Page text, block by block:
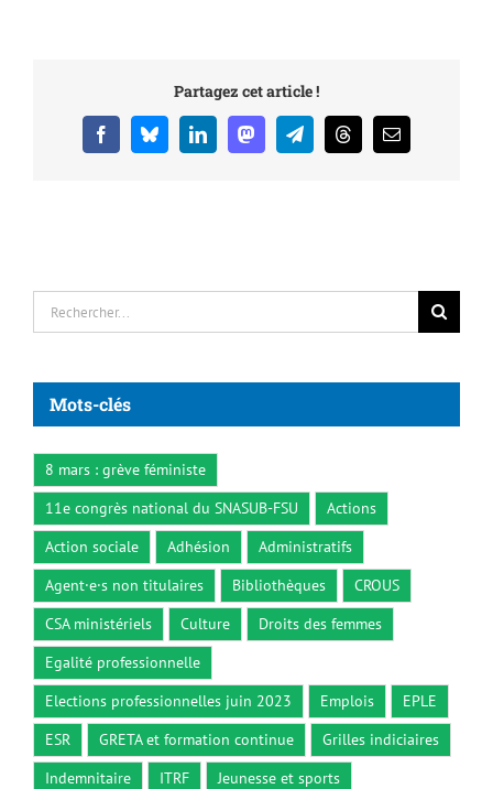
Partagez cet article !
FacebookBlueskyLinkedInMastodonTelegramThreadsEmail
Rechercher:
Mots-clés
8 mars : grève féministe
11e congrès national du SNASUB-FSU
Actions
Action sociale
Adhésion
Administratifs
Agent·e·s non titulaires
Bibliothèques
CROUS
CSA ministériels
Culture
Droits des femmes
Egalité professionnelle
Elections professionnelles juin 2023
Emplois
EPLE
ESR
GRETA et formation continue
Grilles indiciaires
Indemnitaire
ITRF
Jeunesse et sports